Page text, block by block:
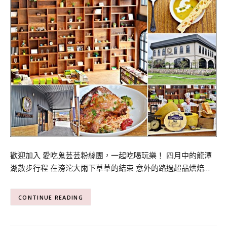
歡迎加入 愛吃鬼芸芸粉絲團，一起吃喝玩樂！ 四月中的龍潭
湖散步行程 在滂沱大雨下草草的結束 意外的路過超品烘焙…
CONTINUE READING